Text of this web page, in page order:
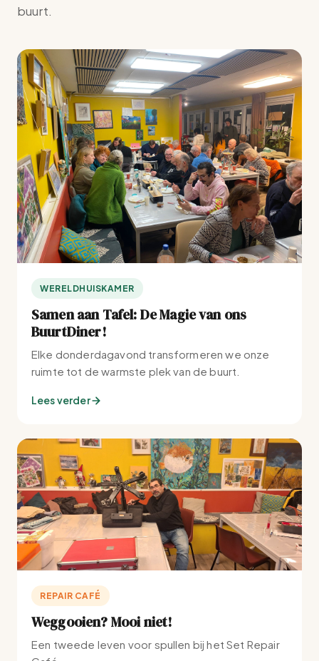
buurt.
WERELDHUISKAMER
Samen aan Tafel: De Magie van ons
BuurtDiner!
Elke donderdagavond transformeren we onze
ruimte tot de warmste plek van de buurt.
Lees verder
REPAIR CAFÉ
Weggooien? Mooi niet!
Een tweede leven voor spullen bij het Set Repair